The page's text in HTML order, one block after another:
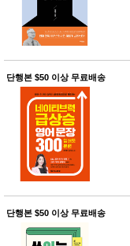
단행본 $50 이상 무료배송
단행본 $50 이상 무료배송